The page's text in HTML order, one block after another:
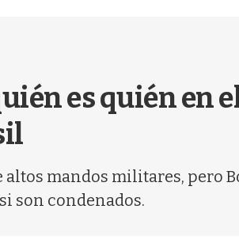
es quién en
mandos militares, pero
son condenados.